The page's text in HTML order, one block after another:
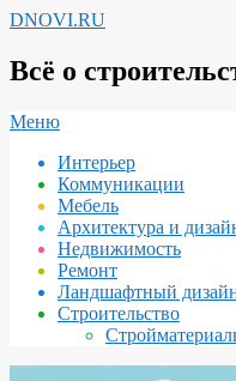
Перейти
содержимому
DNOVI.RU
Всё о
Вторичное
навигации
Меню
Интерьер
Коммуникации
Мебель
Архитектура и
Недвижимость
Ремонт
Ландшафтный
Строительство